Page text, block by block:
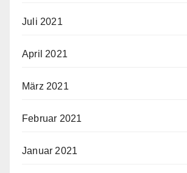
Juli 2021
April 2021
März 2021
Februar 2021
Januar 2021